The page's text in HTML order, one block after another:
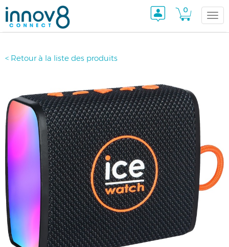
0
< Retour à la liste des produits